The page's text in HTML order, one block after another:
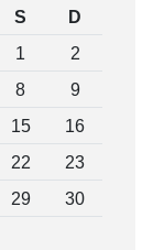
S D
1
2
8
9
15
16
22
23
29
30